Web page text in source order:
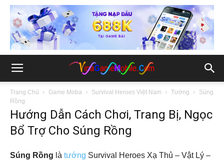
Trang Chủ Game Moba Survival Heroes Việt Nam Tướng
Súng
Rồng
Hướng Dẫn Cách Chơi, Trang Bị, Ngọc
Bổ Trợ Cho Súng Rồng
Súng Rồng là tướng Survival Heroes Xạ Thủ – Vật Lý –